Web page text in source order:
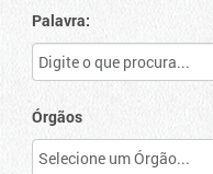
Palavra:
Órgãos